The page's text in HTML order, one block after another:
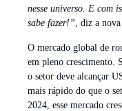
nesse universo. E com
sabe fazer!”, diz a
O mercado global de
em pleno crescimento.
o setor deve alcançar
mais rápido do que o
2024, esse mercado